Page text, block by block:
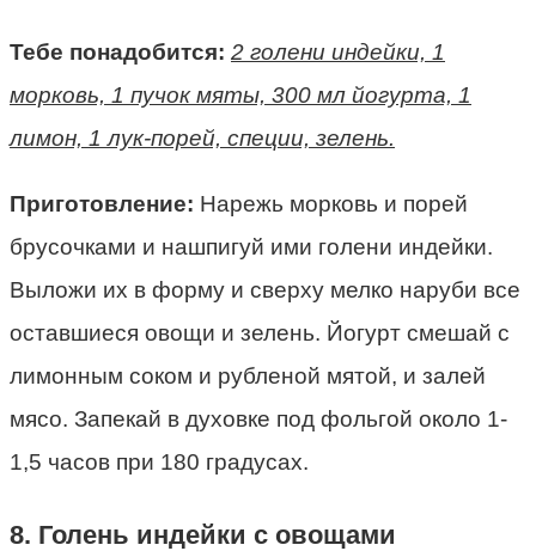
Тебе понадобится: 2 голени индейки, 1
морковь, 1 пучок мяты, 300 мл йогурта, 1
лимон, 1 лук-порей, специи, зелень.
Приготовление: Нарежь морковь и порей
брусочками и нашпигуй ими голени индейки.
Выложи их в форму и сверху мелко наруби все
оставшиеся овощи и зелень. Йогурт смешай с
лимонным соком и рубленой мятой, и залей
мясо. Запекай в духовке под фольгой около 1-
1,5 часов при 180 градусах.
8. Голень индейки с овощами